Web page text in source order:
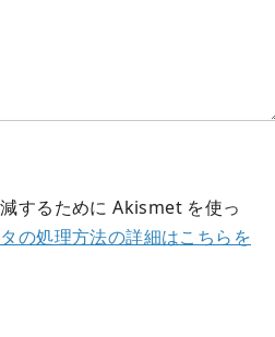
するために Akismet を使っ
の処理方法の詳細はこちらを